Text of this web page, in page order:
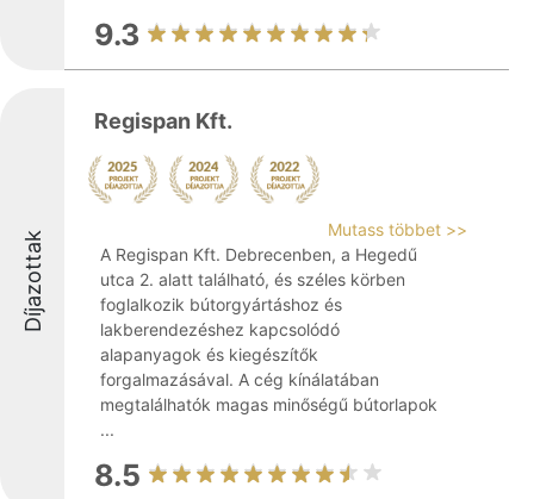
9.3
Díjazottak
Regispan Kft.
Mutass többet >>
A Regispan Kft. Debrecenben, a Hegedű
utca 2. alatt található, és széles körben
foglalkozik bútorgyártáshoz és
lakberendezéshez kapcsolódó
alapanyagok és kiegészítők
forgalmazásával. A cég kínálatában
megtalálhatók magas minőségű bútorlapok
...
8.5